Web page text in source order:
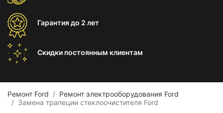
Гарантиядо 2 лет
Скидки постоянным клиентам
Ремонт Ford
Ремонт электрооборудования Ford
Замена трапеции стеклоочистителя Ford